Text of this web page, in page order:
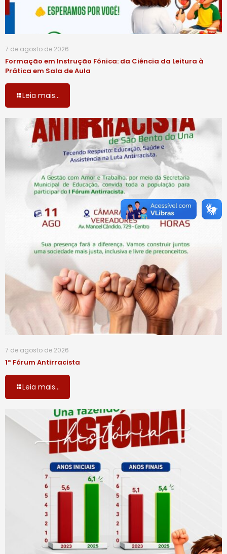
7 de agosto de 2026
Formação em Instrução Fônica: da Ciência da Leitura à
Prática em Sala de Aula
Leia mais...
7 de agosto de 2026
1º Fórum Antirracista
Leia mais...